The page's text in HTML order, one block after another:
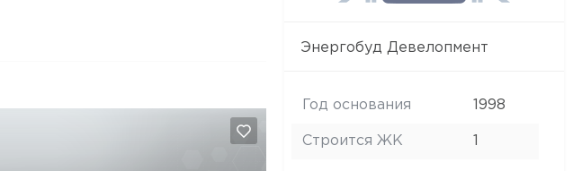
Энергобуд Девелопмент
Год основания 1998
Строится ЖК